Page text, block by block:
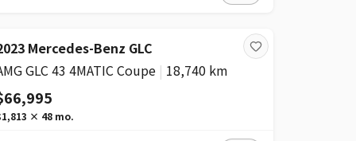
Mercedes-Benz GLC
GLC 43 4MATIC Coupe | 18,740 km
× 48mo.